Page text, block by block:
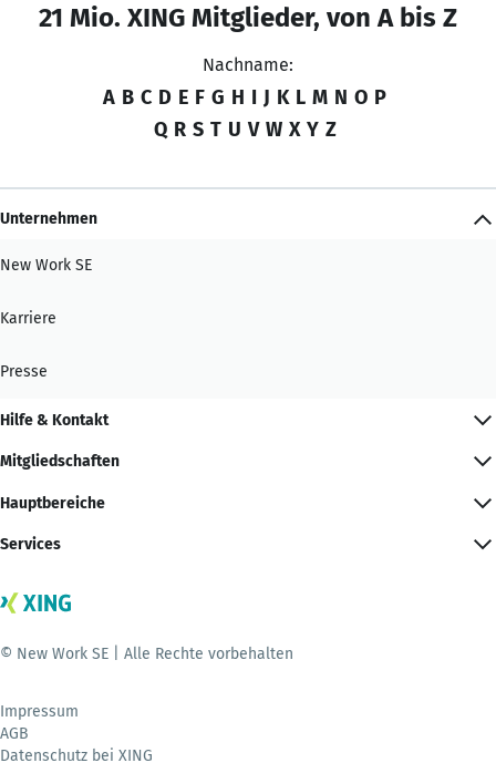
21 Mio. XING Mitglieder, von A bis Z
Nachname:
A B C D E F G H I J K L M N O P
Q R S T U V W X Y Z
Unternehmen
New Work SE
Karriere
Presse
Hilfe & Kontakt
Mitgliedschaften
Hauptbereiche
Services
© New Work SE | Alle Rechte vorbehalten
Impressum
AGB
Datenschutz bei XING